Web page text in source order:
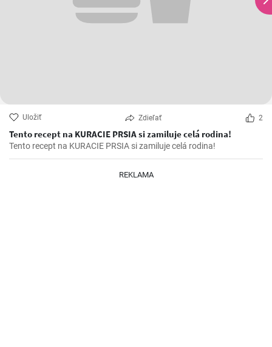
Uložiť Zdieľať 2
Tento recept na KURACIE PRSIA si zamiluje celá rodina!
Tento recept na KURACIE PRSIA si zamiluje celá rodina!
REKLAMA